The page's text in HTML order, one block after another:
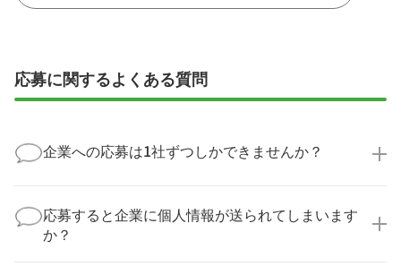
応募に関するよくある質問
企業への応募は1社ずつしかできませんか？
実際に医療キャリアナビを利用して転職に成功した方
の多くは、複数応募して自分に合った職場を選ばれて
います。
応募すると企業に個人情報が送られてしまいます
か？